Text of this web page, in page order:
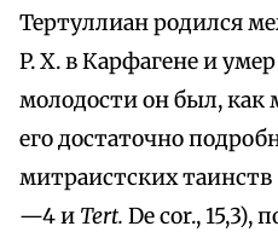
Тертуллиан родился
P. X. в Карфагене и
молодости он был,
его достаточно
митраистских таинств
—4 и Tert. De cor., 15,3),